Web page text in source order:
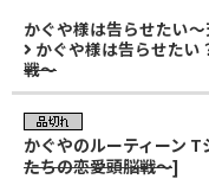
かぐや様は告らせたい
かぐや様は告らせたい
戦～
かぐやのルーティーン
たちの恋愛頭脳戦～]